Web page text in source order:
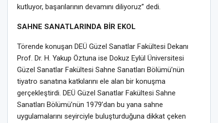
kutluyor, başarılarının devamını diliyoruz” dedi.
SAHNE SANATLARINDA BİR EKOL
Törende konuşan DEÜ Güzel Sanatlar Fakültesi Dekanı
Prof. Dr. H. Yakup Öztuna ise Dokuz Eylül Üniversitesi
Güzel Sanatlar Fakültesi Sahne Sanatları Bölümü’nün
tiyatro sanatına katkılarını ele alan bir konuşma
gerçekleştirdi. DEÜ Güzel Sanatlar Fakültesi Sahne
Sanatları Bölümü’nün 1979’dan bu yana sahne
uygulamalarını seyirciyle buluşturduğuna dikkat çeken